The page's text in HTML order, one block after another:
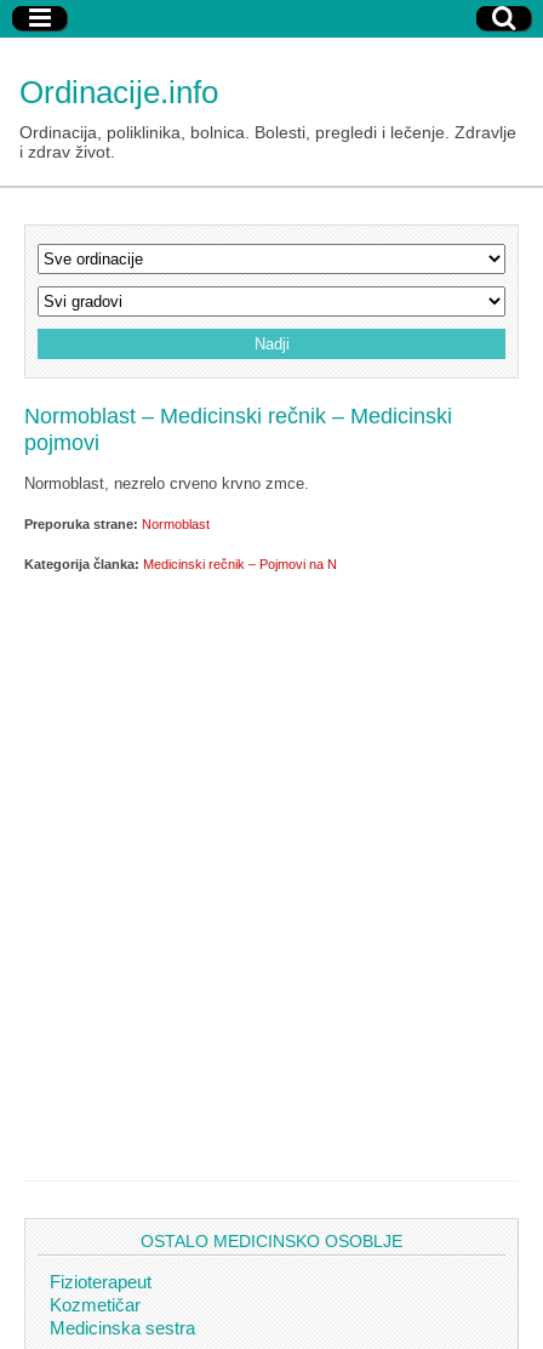
Ordinacije.info
Ordinacija, poliklinika, bolnica. Bolesti, pregledi i lečenje. Zdravlje
i zdrav život.
Normoblast – Medicinski rečnik – Medicinski
pojmovi
Normoblast, nezrelo crveno krvno zmce.
Preporuka strane: Normoblast
Kategorija članka: Medicinski rečnik – Pojmovi na N
OSTALO MEDICINSKO OSOBLJE
Fizioterapeut
Kozmetičar
Medicinska sestra